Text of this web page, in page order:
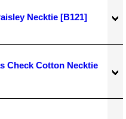
Necktie [B121]
Check Cotton Necktie